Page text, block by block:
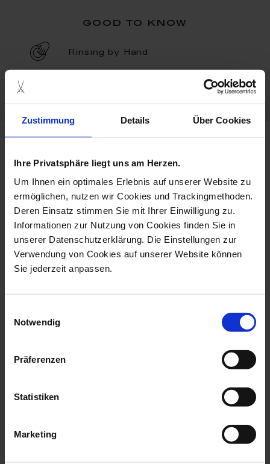
Zustimmung Details Über Cookies
Ihre Privatsphäre liegt uns am Herzen.
Um Ihnen ein optimales Erlebnis auf unserer Website zu
ermöglichen, nutzen wir Cookies und Trackingmethoden.
Deren Einsatz stimmen Sie mit Ihrer Einwilligung zu.
Informationen zur Nutzung von Cookies finden Sie in
unserer Datenschutzerklärung. Die Einstellungen zur
Verwendung von Cookies auf unserer Website können
Sie jederzeit anpassen.
Notwendig
Präferenzen
Statistiken
Marketing
good to know
Rinsing by Hand
meissen vide-poche collection
Vide-Poche Small,
Available
Vide-Poche, Large,
we think you’ll like these